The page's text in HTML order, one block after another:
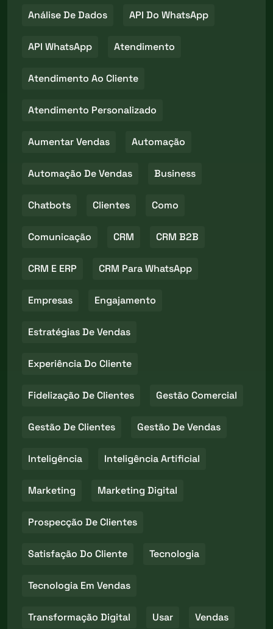
Análise De Dados API Do WhatsApp
API WhatsApp Atendimento
Atendimento Ao Cliente
Atendimento Personalizado
Aumentar Vendas Automação
Automação De Vendas Business
Chatbots Clientes Como
Comunicação CRM CRM B2B
CRM E ERP CRM Para WhatsApp
Empresas Engajamento
Estratégias De Vendas
Experiência Do Cliente
Fidelização De Clientes Gestão Comercial
Gestão De Clientes Gestão De Vendas
Inteligência Inteligência Artificial
Marketing Marketing Digital
Prospecção De Clientes
Satisfação Do Cliente Tecnologia
Tecnologia Em Vendas
Transformação Digital Usar Vendas